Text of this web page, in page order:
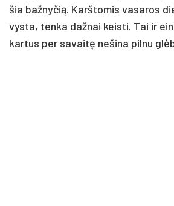
šia baž­ny­čią. Karš­to­mis va­sa­ros
vys­ta, ten­ka daž­nai keis­ti. Tai ir
kar­tus per sa­vai­tę ne­ši­na pil­nu